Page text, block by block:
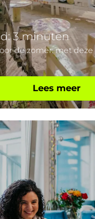
de zomer: met
3 minuten
Lees meer